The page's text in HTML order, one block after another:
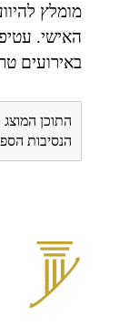
מומלץ
האישי.
באירועים
התוכן
הנסיבות